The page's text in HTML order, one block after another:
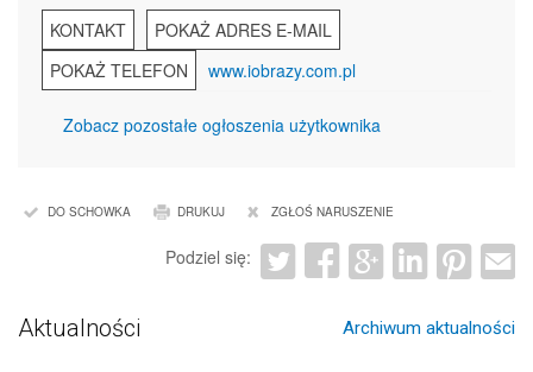
KONTAKT
POKAŻ ADRES E-MAIL
POKAŻ TELEFON
www.iobrazy.com.pl
Zobacz pozostałe ogłoszenia użytkownika
DO SCHOWKA DRUKUJ ZGŁOŚ NARUSZENIE
Podziel się:
Aktualności Archiwum aktualności